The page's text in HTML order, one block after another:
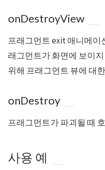
onDestroyView
프래그먼트 exit 애니메이
래그먼트가 화면에 보이
위해 프래그먼트 뷰에 대
onDestroy
프래그먼트가 파괴될 때
사용 예